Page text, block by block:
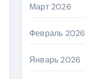
Март 2026
Февраль 2026
Январь 2026